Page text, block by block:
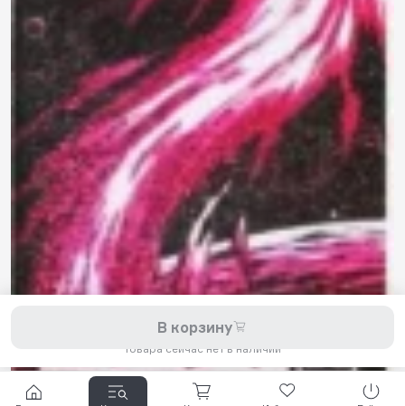
В корзину
Товара сейчас нет в наличии
8 800 200-11-45
Задать вопрос в Telegram
5,0
Рейтинг магазина
Мы принимаем к оплате:
самокатов, запчастей для самокатов, аксессуаров, экипировки,
одежды и обуви.